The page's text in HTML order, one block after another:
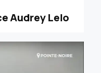
Audrey Lelo